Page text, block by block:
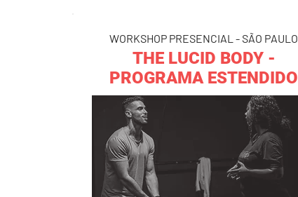
WORKSHOP PRESENCIAL - SÃO PAULO
THE LUCID BODY -
PROGRAMA ESTENDIDO